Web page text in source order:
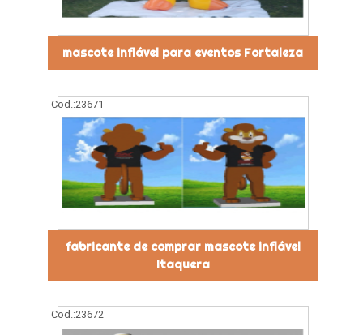
mascote inflável para eventos Fortaleza
Cod.:23671
fabricante de comprar mascote inflável
Itaquera
Cod.:23672